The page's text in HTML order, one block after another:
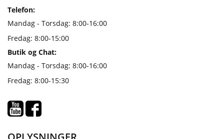
Telefon:
Mandag - Torsdag: 8:00-16:00
Fredag: 8:00-15:00
Butik og Chat:
Mandag - Torsdag: 8:00-16:00
Fredag: 8:00-15:30